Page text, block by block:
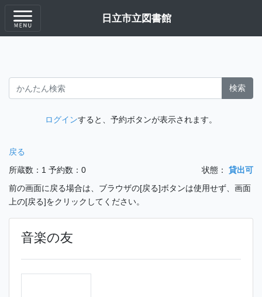
日立市立図書館
検索
ログインすると、予約ボタンが表示されます。
戻る
所蔵数：1 予約数：0 状態：
貸出可
前の画面に戻る場合は、ブラウザの[戻る]ボタンは使用せず、画面
上の[戻る]をクリックしてください。
音楽の友